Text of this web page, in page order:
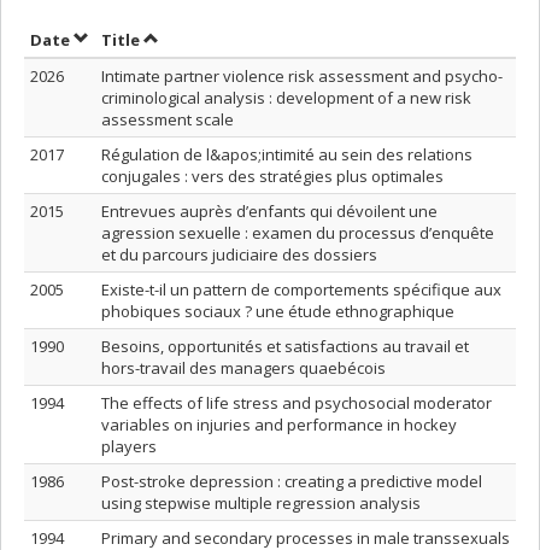
DateSort by date in ascending order
TitleSort by title in ascending order
2026
Intimate partner violence risk assessment and psycho-
criminological analysis : development of a new risk
assessment scale
2017
Régulation de l&apos;intimité au sein des relations
conjugales : vers des stratégies plus optimales
2015
Entrevues auprès d’enfants qui dévoilent une
agression sexuelle : examen du processus d’enquête
et du parcours judiciaire des dossiers
2005
Existe-t-il un pattern de comportements spécifique aux
phobiques sociaux ? une étude ethnographique
1990
Besoins, opportunités et satisfactions au travail et
hors-travail des managers quaebécois
1994
The effects of life stress and psychosocial moderator
variables on injuries and performance in hockey
players
1986
Post-stroke depression : creating a predictive model
using stepwise multiple regression analysis
1994
Primary and secondary processes in male transsexuals